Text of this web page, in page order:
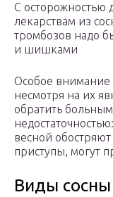
С осторожностью
лекарствам из
тромбозов надо
и шишками
Особое внимание
несмотря на их
обратить
весной
приступы, могут
Виды сосны